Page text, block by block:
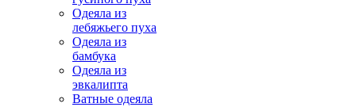
Одеяла из
лебяжьего пуха
Одеяла из
бамбука
Одеяла из
эвкалипта
Ватные одеяла